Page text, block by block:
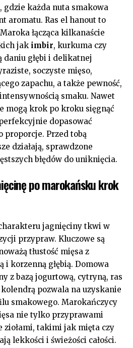
gdzie każda nuta smakowa
aromatu. Ras el hanout to
łącząca kilkanaście
jak imbir, kurkuma czy
głębi i delikatnej
soczyste mięso,
zapachu, a także pewność,
smaku. Nawet
mogą krok po kroku sięgnąć
dopasować
proporcje. Przed tobą
działają, sprawdzone
błędów do uniknięcia.
po marokańsku krok
jagnięciny tkwi w
przypraw. Kluczowe są
tłustość mięsa z
i korzenną głębią. Domowa
z bazą jogurtową, cytryną, ras
pozwala na uzyskanie
smakowego. Marokańczycy
nie tylko przyprawami
ziołami, takimi jak mięta czy
lekkości i świeżości całości.